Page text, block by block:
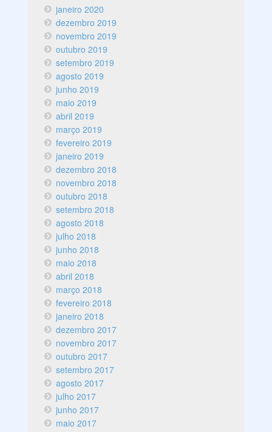
janeiro 2020
dezembro 2019
novembro 2019
outubro 2019
setembro 2019
agosto 2019
junho 2019
maio 2019
abril 2019
março 2019
fevereiro 2019
janeiro 2019
dezembro 2018
novembro 2018
outubro 2018
setembro 2018
agosto 2018
julho 2018
junho 2018
maio 2018
abril 2018
março 2018
fevereiro 2018
janeiro 2018
dezembro 2017
novembro 2017
outubro 2017
setembro 2017
agosto 2017
julho 2017
junho 2017
maio 2017